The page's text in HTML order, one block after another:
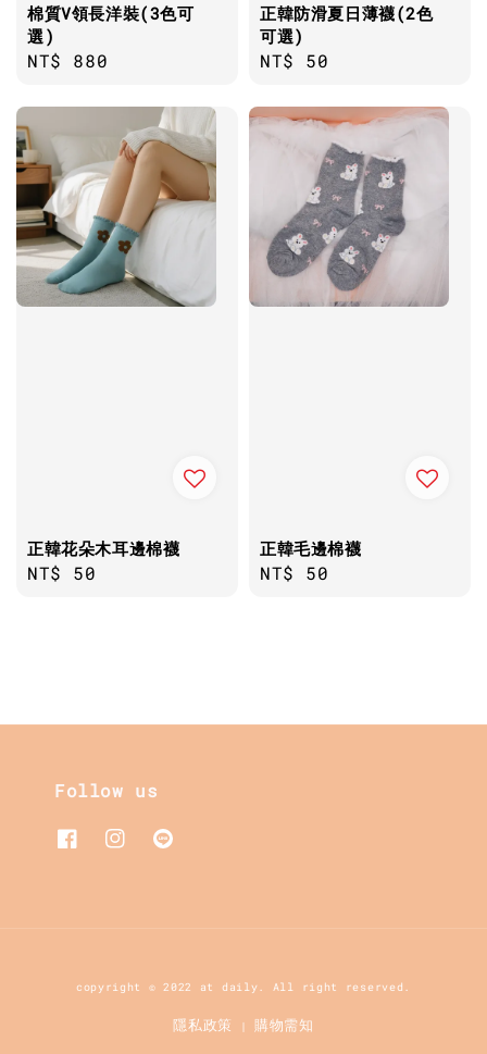
棉質V領長洋裝(3色可
選)
Regular
NT$ 880
正韓防滑夏日薄襪(2色
可選)
Regular
NT$ 50
正韓花朵木耳邊棉襪
Regular
NT$ 50
正韓毛邊棉襪
Regular
NT$ 50
Follow us
copyright © 2022 at daily. All right reserved.
隱私政策 |購物需知